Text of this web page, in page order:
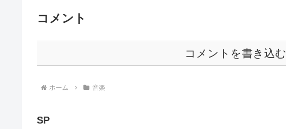
コメント
コメントを書き込む
ホーム 音楽
SP